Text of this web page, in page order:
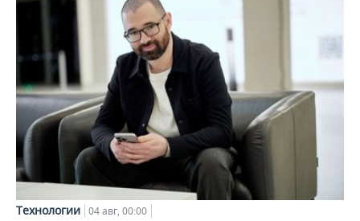
Технологии 04 авг, 00:00